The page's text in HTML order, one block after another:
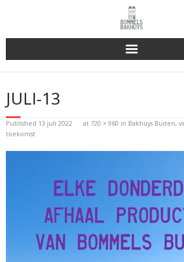
Bakhuys Buiten, verleden heden toekomst
Reserveren & Bestellen
Bommels Buiten
JULI-13
Published 13 juli 2022 at 720 × 960 in Bakhuys Buiten,
toekomst